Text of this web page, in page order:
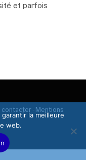
et parfois
contacter- Mentions
la meilleure
web.